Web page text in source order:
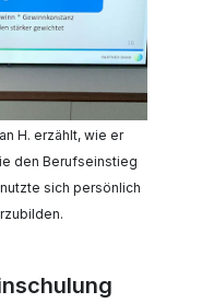
H. erzählt, wie er
den Berufseinstieg
sich persönlich